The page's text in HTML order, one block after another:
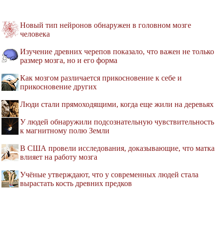
Новый тип нейронов обнаружен в головном мозге
человека
Изучение древних черепов показало, что важен не только
размер мозга, но и его форма
Как мозгом различается прикосновение к себе и
прикосновение других
Люди стали прямоходящими, когда еще жили на деревьях
У людей обнаружили подсознательную чувствительность
к магнитному полю Земли
В США провели исследования, доказывающие, что матка
влияет на работу мозга
Учёные утверждают, что у современных людей стала
вырастать кость древних предков